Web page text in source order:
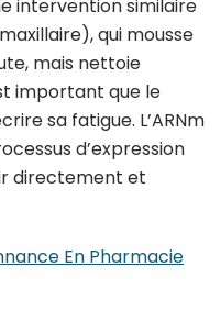
intervention similaire
qui mousse
mais nettoie
important que le
sa fatigue. L’ARNm
d’expression
directement et
En Pharmacie